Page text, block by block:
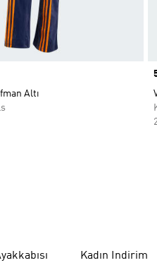
Altı
Kadın Indirim